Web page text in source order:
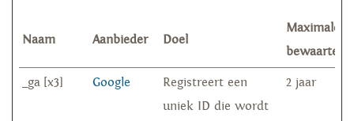
Naam Aanbieder Doel
Maximale
_ga [x3] Google
Registreert een
uniek ID die wordt
2 jaar